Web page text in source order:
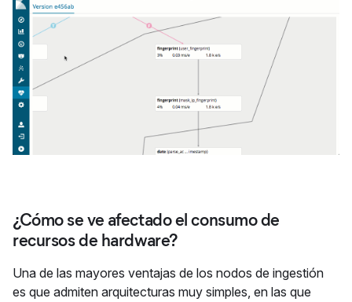
¿Cómo se ve afectado el consumo de
recursos de hardware?
Una de las mayores ventajas de los nodos de ingestión
es que admiten arquitecturas muy simples, en las que